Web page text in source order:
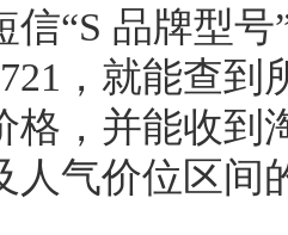
信“S 品牌型号
，就能查到
格，并能收到
人气价位区间